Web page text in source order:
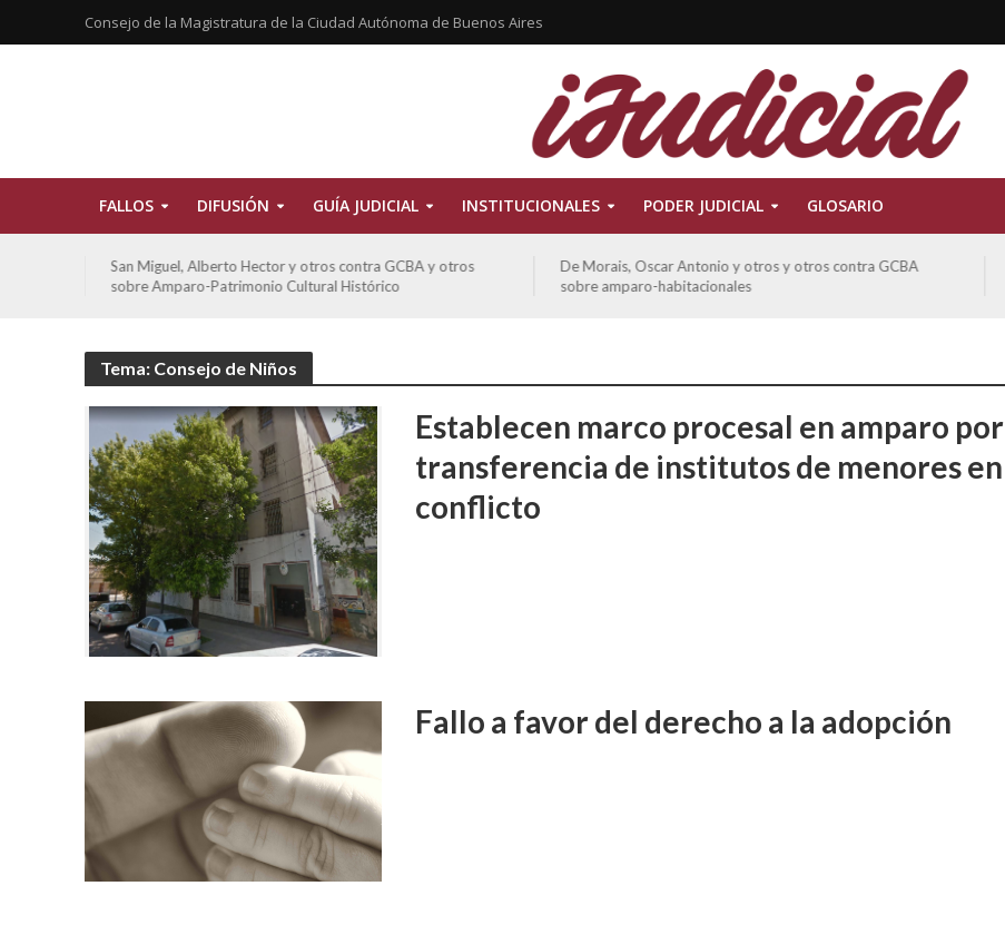
Consejo de la Magistratura de la Ciudad Autónoma de Buenos Aires
FALLOS DIFUSIÓN GUÍA JUDICIAL INSTITUCIONALES PODER JUDICIAL GLOSARIO
De Morais, Oscar Antonio y otros y otros contra GCBA
sobre amparo-habitacionales
Ferreyra Pardo, Claudia Eva Edith y otros contra GCBA y
otros sobre amparo-ambiental
Tema: Consejo de Niños
Establecen marco procesal en amparo por
transferencia de institutos de menores en
conflicto
Fallo a favor del derecho a la adopción